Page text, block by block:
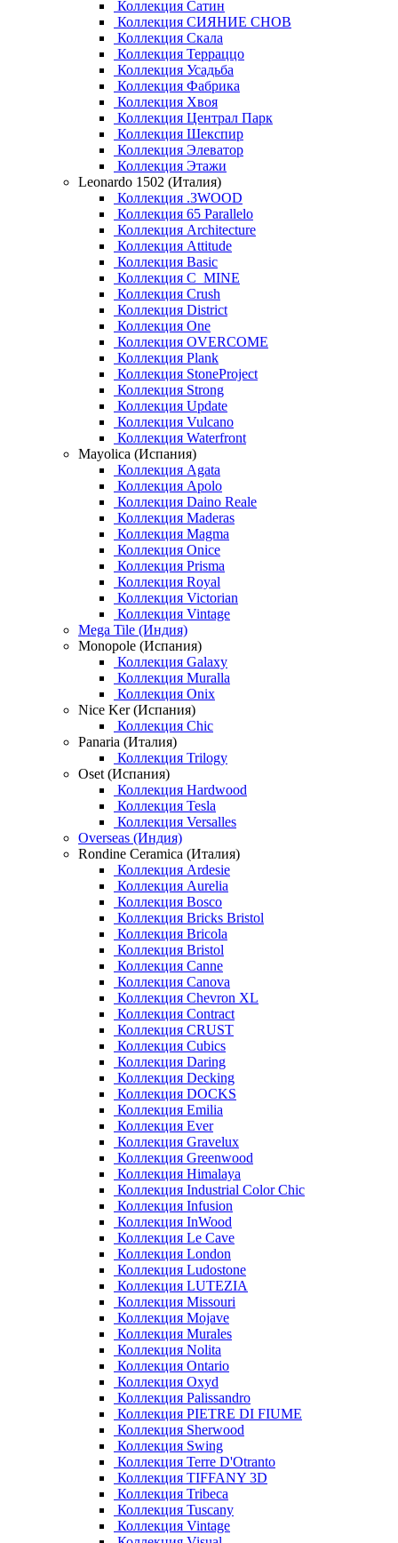
Коллекция Сатин
Коллекция СИЯНИЕ СНОВ
Коллекция Скала
Коллекция Терраццо
Коллекция Усадьба
Коллекция Фабрика
Коллекция Хвоя
Коллекция Централ Парк
Коллекция Шекспир
Коллекция Элеватор
Коллекция Этажи
Leonardo 1502 (Италия)
Коллекция .3WOOD
Коллекция 65 Parallelo
Коллекция Architecture
Коллекция Attitude
Коллекция Basic
Коллекция C_MINE
Коллекция Crush
Коллекция District
Коллекция One
Коллекция OVERCOME
Коллекция Plank
Коллекция StoneProject
Коллекция Strong
Коллекция Update
Коллекция Vulcano
Коллекция Waterfront
Mayolica (Испания)
Коллекция Agata
Коллекция Apolo
Коллекция Daino Reale
Коллекция Maderas
Коллекция Magma
Коллекция Onice
Коллекция Prisma
Коллекция Royal
Коллекция Victorian
Коллекция Vintage
Mega Tile (Индия)
Monopole (Испания)
Коллекция Galaxy
Коллекция Muralla
Коллекция Onix
Nice Ker (Испания)
Коллекция Chic
Panaria (Италия)
Коллекция Trilogy
Oset (Испания)
Коллекция Hardwood
Коллекция Tesla
Коллекция Versalles
Overseas (Индия)
Rondine Ceramica (Италия)
Коллекция Ardesie
Коллекция Aurelia
Коллекция Bosco
Коллекция Bricks Bristol
Коллекция Bricola
Коллекция Bristol
Коллекция Canne
Коллекция Canova
Коллекция Chevron XL
Коллекция Contract
Коллекция CRUST
Коллекция Cubics
Коллекция Daring
Коллекция Decking
Коллекция DOCKS
Коллекция Emilia
Коллекция Ever
Коллекция Gravelux
Коллекция Greenwood
Коллекция Himalaya
Коллекция Industrial Color Chic
Коллекция Infusion
Коллекция InWood
Коллекция Le Cave
Коллекция London
Коллекция Ludostone
Коллекция LUTEZIA
Коллекция Missouri
Коллекция Mojave
Коллекция Murales
Коллекция Nolita
Коллекция Ontario
Коллекция Oxyd
Коллекция Palissandro
Коллекция PIETRE DI FIUME
Коллекция Sherwood
Коллекция Swing
Коллекция Terre D'Otranto
Коллекция TIFFANY 3D
Коллекция Tribeca
Коллекция Tuscany
Коллекция Vintage